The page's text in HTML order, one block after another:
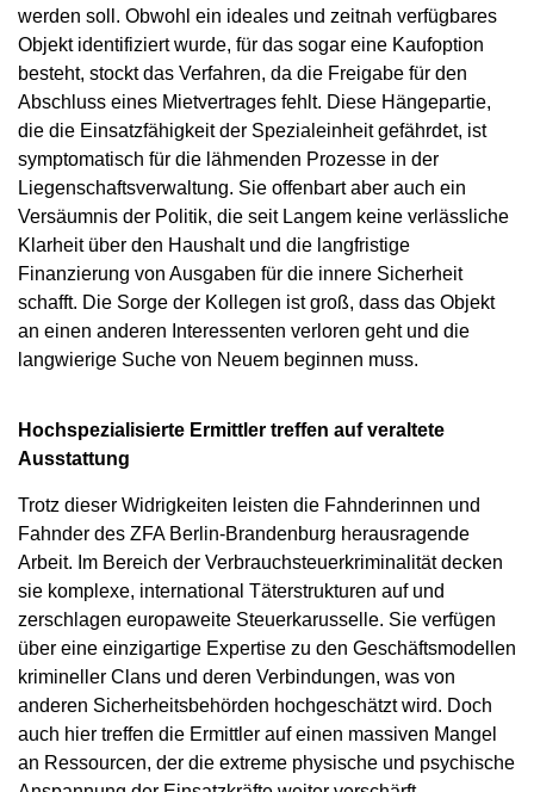
werden soll. Obwohl ein ideales und zeitnah verfügbares
Objekt identifiziert wurde, für das sogar eine Kaufoption
besteht, stockt das Verfahren, da die Freigabe für den
Abschluss eines Mietvertrages fehlt. Diese Hängepartie,
die die Einsatzfähigkeit der Spezialeinheit gefährdet, ist
symptomatisch für die lähmenden Prozesse in der
Liegenschaftsverwaltung. Sie offenbart aber auch ein
Versäumnis der Politik, die seit Langem keine verlässliche
Klarheit über den Haushalt und die langfristige
Finanzierung von Ausgaben für die innere Sicherheit
schafft. Die Sorge der Kollegen ist groß, dass das Objekt
an einen anderen Interessenten verloren geht und die
langwierige Suche von Neuem beginnen muss.
Hochspezialisierte Ermittler treffen auf veraltete
Ausstattung
Trotz dieser Widrigkeiten leisten die Fahnderinnen und
Fahnder des ZFA Berlin-Brandenburg herausragende
Arbeit. Im Bereich der Verbrauchsteuerkriminalität decken
sie komplexe, international Täterstrukturen auf und
zerschlagen europaweite Steuerkarusselle. Sie verfügen
über eine einzigartige Expertise zu den Geschäftsmodellen
krimineller Clans und deren Verbindungen, was von
anderen Sicherheitsbehörden hochgeschätzt wird. Doch
auch hier treffen die Ermittler auf einen massiven Mangel
an Ressourcen, der die extreme physische und psychische